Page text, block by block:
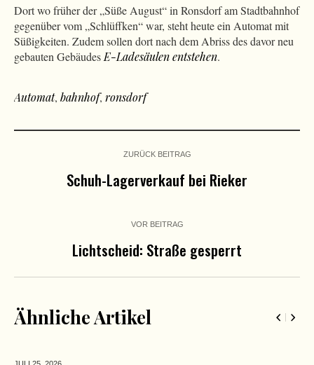
Dort wo früher der „Süße August“ in Ronsdorf am Stadtbahnhof
gegenüber vom „Schlüffken“ war, steht heute ein Automat mit
Süßigkeiten. Zudem sollen dort nach dem Abriss des davor neu
gebauten GebäudesE-Ladesäulen entstehen.
Automat, bahnhof, ronsdorf
ZURÜCK BEITRAG
Schuh-Lagerverkauf bei Rieker
VOR BEITRAG
Lichtscheid: Straße gesperrt
Ähnliche Artikel